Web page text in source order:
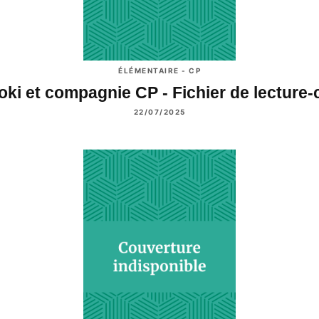
ÉLÉMENTAIRE - CP
et compagnie CP - Fichier de
22/07/2025